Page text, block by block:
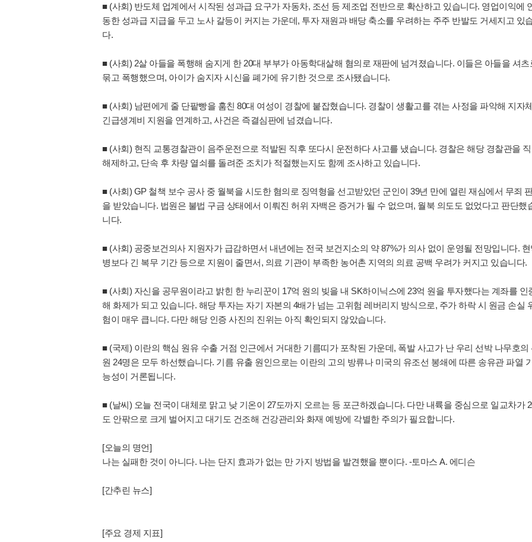
■ (사회) 반도체 업계에서 시작된 성과급 요구가 자동차, 조선 등 제조업 전반으로 확산하고 있습니다. 영업이익에
동한 성과급 지급을 두고 노사 갈등이 커지는 가운데, 투자 재원과 배당 축소를 우려하는 주주 반발도 거세지고 있
다.
■ (사회) 2살 아들을 폭행해 숨지게 한 20대 부부가 아동학대살해 혐의로 재판에 넘겨졌습니다. 이들은 아들을 셔츠
묶고 폭행했으며, 아이가 숨지자 시신을 폐가에 유기한 것으로 조사됐습니다.
■ (사회) 남편에게 줄 단팥빵을 훔친 80대 여성이 경찰에 붙잡혔습니다. 경찰이 생활고를 겪는 사정을 파악해 지자
긴급생계비 지원을 연계하고, 사건은 즉결심판에 넘겼습니다.
■ (사회) 현직 교통경찰관이 음주운전으로 적발된 직후 또다시 운전하다 사고를 냈습니다. 경찰은 해당 경찰관을
해제하고, 단속 후 차량 열쇠를 돌려준 조치가 적절했는지도 함께 조사하고 있습니다.
■ (사회) GP 철책 보수 공사 중 월북을 시도한 혐의로 징역형을 선고받았던 군인이 39년 만에 열린 재심에서 무죄
을 받았습니다. 법원은 불법 구금 상태에서 이뤄진 허위 자백은 증거가 될 수 없으며, 월북 의도도 없었다고 판단했
니다.
■ (사회) 공중보건의사 지원자가 급감하면서 내년에는 전국 보건지소의 약 87%가 의사 없이 운영될 전망입니다. 현
병보다 긴 복무 기간 등으로 지원이 줄면서, 의료 기관이 부족한 농어촌 지역의 의료 공백 우려가 커지고 있습니다.
■ (사회) 자신을 공무원이라고 밝힌 한 누리꾼이 17억 원의 빚을 내 SK하이닉스에 23억 원을 투자했다는 계좌를 인
해 화제가 되고 있습니다. 해당 투자는 자기 자본의 4배가 넘는 고위험 레버리지 방식으로, 주가 하락 시 원금 손실
험이 매우 큽니다. 다만 해당 인증 사진의 진위는 아직 확인되지 않았습니다.
■ (국제) 이란의 핵심 원유 수출 거점 인근에서 거대한 기름띠가 포착된 가운데, 폭발 사고가 난 우리 선박 나무호의
원 24명은 모두 하선했습니다. 기름 유출 원인으로는 이란의 고의 방류나 미국의 유조선 봉쇄에 따른 송유관 파열
능성이 거론됩니다.
■ (날씨) 오늘 전국이 대체로 맑고 낮 기온이 27도까지 오르는 등 포근하겠습니다. 다만 내륙을 중심으로 일교차가
도 안팎으로 크게 벌어지고 대기도 건조해 건강관리와 화재 예방에 각별한 주의가 필요합니다.
[오늘의 명언]
나는 실패한 것이 아니다. 나는 단지 효과가 없는 만 가지 방법을 발견했을 뿐이다. -토마스 A. 에디슨
[간추린 뉴스]
[주요 경제 지표]